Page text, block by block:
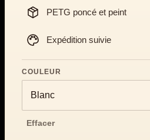
PETG poncé et peint
Expédition suivie
COULEUR
Effacer